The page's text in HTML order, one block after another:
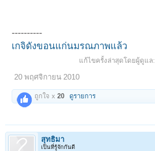
----------
เกจิดังขอนแก่นมรณภาพแล้ว
แก้ไขครั้งล่าสุดโดยผู้ดูแล:
20 พฤศจิกายน 2010
ถูกใจ x20 ดูรายการ
สุทธิมา
เป็นที่รู้จักกันดี